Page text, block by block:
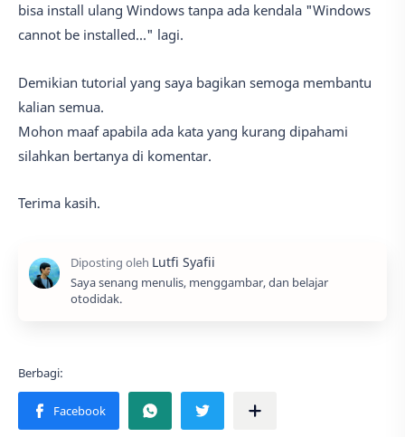
bisa install ulang Windows tanpa ada kendala "Windows
cannot be installed..." lagi.
Demikian tutorial yang saya bagikan semoga membantu
kalian semua.
Mohon maaf apabila ada kata yang kurang dipahami
silahkan bertanya di komentar.
Terima kasih.
Saya senang menulis, menggambar, dan belajar
otodidak.